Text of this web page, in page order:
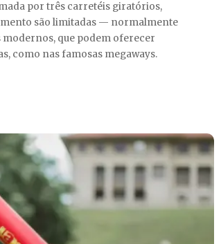
por três carretéis giratórios,
são limitadas — normalmente
que podem oferecer
como nas famosas megaways.